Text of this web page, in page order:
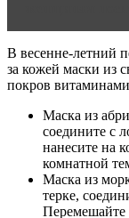
В весенне-летний
за кожей маски из
покров
Маска из
соедините с
нанесите на
комнатной
Маска из
терке,
Перемешайте